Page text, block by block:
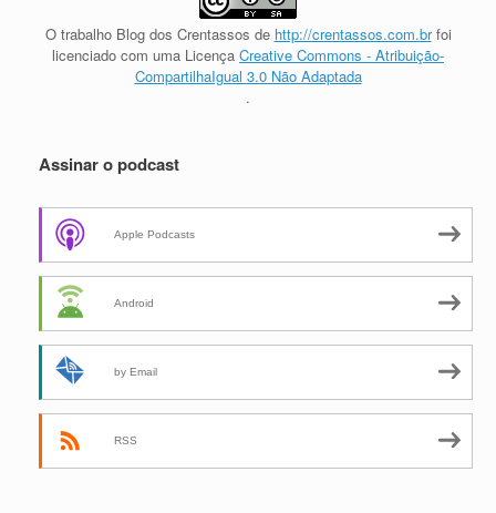
O trabalho Blog dos Crentassos de http://crentassos.com.brfoi
licenciado com uma Licença Creative Commons - Atribuição-
CompartilhaIgual 3.0 Não Adaptada
.
Assinar o podcast
Apple Podcasts
Android
by Email
RSS